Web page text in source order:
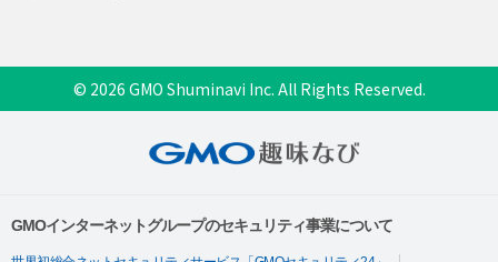
© 2026 GMO Shuminavi Inc. All Rights Reserved.